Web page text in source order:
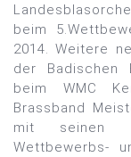
beim
2014. Weitere
der Badischen
beim WMC
Brassband
mit seinen
Wettbewerbs-